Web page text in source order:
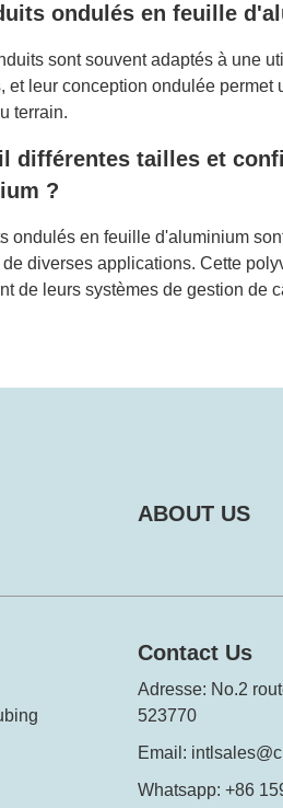
ondulés en feuille
sont souvent adaptés à une
et leur conception ondulée
terrain.
différentes tailles et
?
ondulés en feuille d'aluminium
diverses applications. Cette
de leurs systèmes de gestion de
ABOUT US
Contact Us
Adresse: No.2
523770
Email:
Whatsapp: +86